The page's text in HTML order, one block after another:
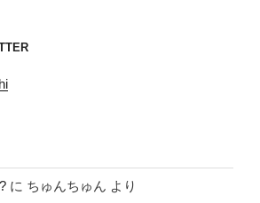
に ちゅんちゅん より